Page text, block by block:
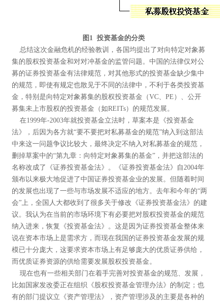
图1 投资基金的分类
总结这次金融危机的经验教训，各国均提出了对向特定对象募
集的股权投资基金和对对冲基金的监管问题。中国的法律仅对公
募的证券投资基金有法律规范，对其他形式的投资基金缺少集中
的规范，即使有规定也散见于不同的法律中，不利于各类投资基
金，特别是向特定对象募集的股权投资基金（VC、PE）、公开
募集未上市股权的投资基金（如REITs）的规范发展。
在1999年-2003年就投资基金立法时，草案本是《投资基金
法》，后因为各方就“要不要把对私募基金的规范”纳入到这部法
中来这一问题争议比较大，最终决定不纳入对私募基金的规范，
删掉草案中的“第九章：向特定对象募集的基金”，并把这部法的
名称改成了
《证券投资基金法》 。《证券投资基金法》自2004年
颁布以来极大地促进了中国证券投资基金业的发展。但随着时间
的发展也出现了一些与市场发展不适应的地方。去年和今年的“两
会”上，全国人大都收到了很多关于修改《证券投资基金法》的建
议。我认为在当前的市场环境下有必要把对股权投资基金的规范
纳入进来，恢复《投资基金法》。这是因为证券投资基金整体来
说在资本市场上是需求方，而现在我国的证券投资基金发展的规
模已十分庞大，这要求资本市场上有足够庞大的优质证券供给，
而优质证券资源的供给需要发展股权投资基金。
现在也有一些相关部门在着手完善对投资基金的规范、发展，
比如国家发改委正在组织《股权投资基金管理办法》的制定；也
有的部门提议立《资产管理法》，资产管理涉及的主要是各种的